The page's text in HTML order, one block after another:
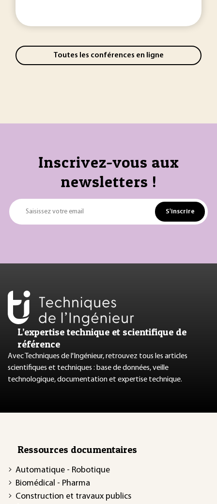
Toutes les conférences en ligne
Inscrivez-vous aux
newsletters !
Saisissez votre email S'inscrire
L’expertise technique et scientifique de
référence
Avec Techniques de l'Ingénieur, retrouvez tous les articles
scientifiques et techniques : base de données, veille
technologique, documentation et expertise technique.
Ressources documentaires
Automatique - Robotique
Biomédical - Pharma
Construction et travaux publics